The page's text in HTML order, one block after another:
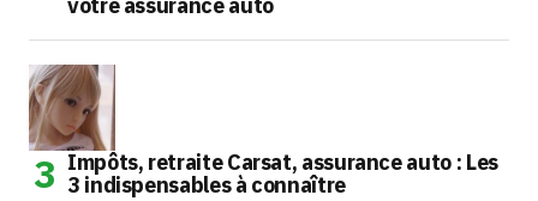
votre assurance auto
Impôts, retraite Carsat, assurance auto : Les
3 indispensables à connaître